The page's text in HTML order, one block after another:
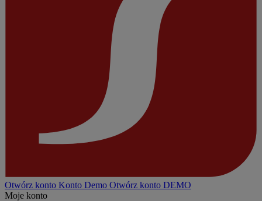
Otwórz konto Konto Demo Otwórz konto DEMO
Moje konto